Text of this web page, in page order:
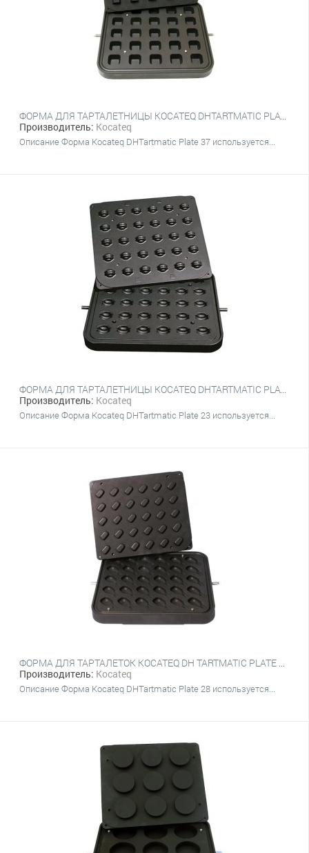
ФОРМА ДЛЯ ТАРТАЛЕТНИЦЫ KOCATEQ DHTARTMATIC PLATE 37 (КВАДРАТНЫЕ, ВЕРХНИЙ 40Х40 ММ, НИЖНИЙ 28Х28 ММ, 25 ШТ.)
Производитель: Kocateq
Описание Форма Kocateq DHTartmatic Plate 37 используется...
ФОРМА ДЛЯ ТАРТАЛЕТНИЦЫ KOCATEQ DHTARTMATIC PLATE 23 (ОРЕШКИ, ВЕРХНИЙ 42Х35 ММ, ВЫСОТА 18 ММ, 30 ШТ.)
Производитель: Kocateq
Описание Форма Kocateq DHTartmatic Plate 23 используется...
ФОРМА ДЛЯ ТАРТАЛЕТОК KOCATEQ DH TARTMATIC PLATE 28 (315Х365)
Производитель: Kocateq
Описание Форма Kocateq DHTartmatic Plate 28 используется...